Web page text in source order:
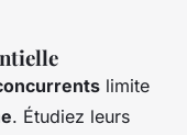
limite
. Étudiez leurs